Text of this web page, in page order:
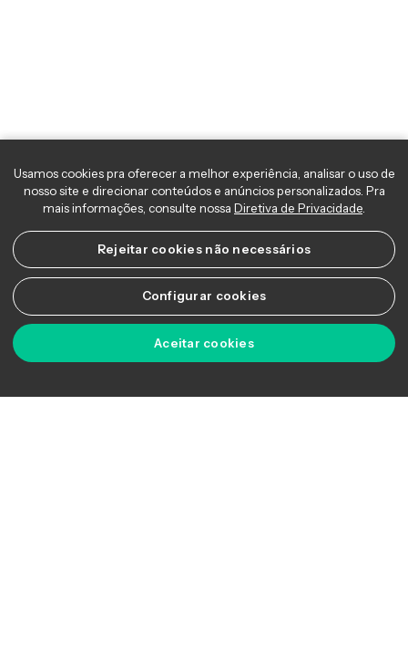
Usamos cookies pra oferecer a melhor experiência, analisar o uso
nosso site e direcionar conteúdos e anúncios personalizados. Pra
mais informações, consulte nossaDiretiva de Privacidade.
Rejeitar cookies não necessários
Configurar cookies